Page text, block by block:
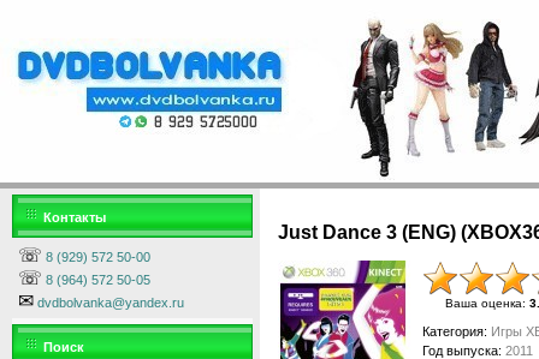
Контакты
☏ 8 (929) 572 50-00
☏ 8 (964) 572 50-05
✉ dvdbolvanka@yandex.ru
Поиск
Just Dance 3 (ENG)
Ваша оценка:
Категория: Игры
Год выпуска: 2011